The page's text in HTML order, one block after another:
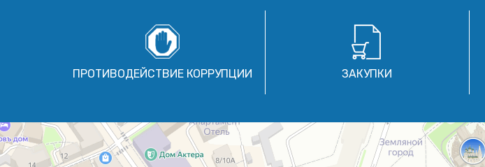
ПРОТИВОДЕЙСТВИЕ КОРРУПЦИИ ЗАКУПКИ